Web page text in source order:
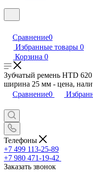
Сравнение0
Избранные товары 0
Корзина 0
Зубчатый ремень HTD
ширина 25 мм - цена,
Сравнение0
Телефоны
+7 499 113-25-89
+7 980 471-19-42
Заказать звонок